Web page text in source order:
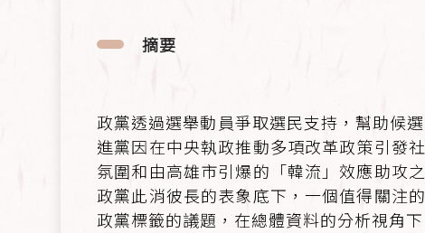
摘要
政黨透過選舉動員爭取選民支持，幫助候
進黨因在中央執政推動多項改革政策引發
氛圍和由高雄市引爆的「韓流」效應助攻
政黨此消彼長的表象底下，一個值得關注
政黨標籤的議題，在總體資料的分析視角